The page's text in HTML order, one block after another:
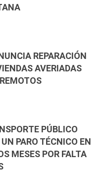
REPARACIÓN
AVERIADAS
PÚBLICO
PARO TÉCNICO EN
MESES POR FALTA